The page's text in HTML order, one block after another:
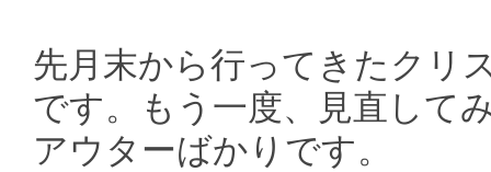
先月末から行ってきたクリ
です。もう一度、見直して
アウターばかりです。